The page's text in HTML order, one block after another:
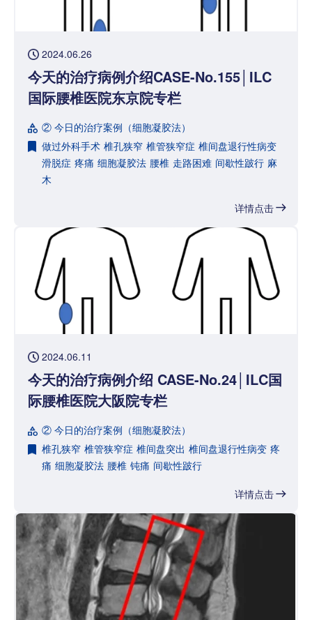
2024.06.26
今天的治疗病例介绍CASE-No.155│ILC
国际腰椎医院东京院专栏
② 今日的治疗案例（细胞凝胶法）
做过外科手术 椎孔狭窄 椎管狭窄症 椎间盘退行性病变
滑脱症 疼痛 细胞凝胶法 腰椎 走路困难 间歇性跛行 麻
木
详情点击
2024.06.11
今天的治疗病例介绍 CASE-No.24│ILC国
际腰椎医院大阪院专栏
② 今日的治疗案例（细胞凝胶法）
椎孔狭窄 椎管狭窄症 椎间盘突出 椎间盘退行性病变 疼
痛 细胞凝胶法 腰椎 钝痛 间歇性跛行
详情点击